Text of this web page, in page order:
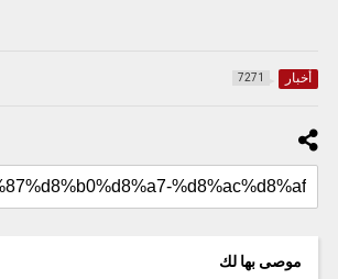
أخبار 7271
موصى بها لك